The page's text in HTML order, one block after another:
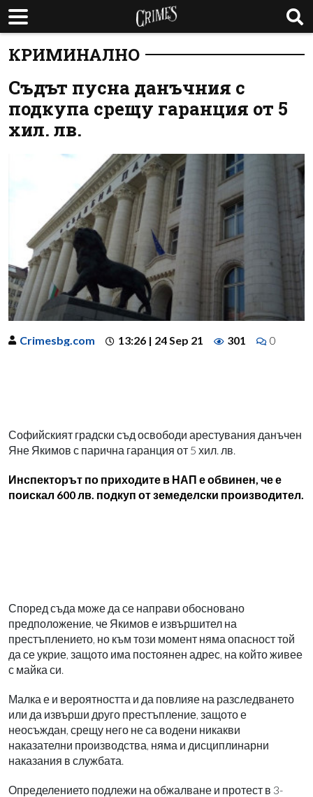
КРИМИНАЛНО
Съдът пусна данъчния с
подкупа срещу гаранция от 5
хил. лв.
Crimesbg.com 13:26 | 24 Sep 21 301 0
Софийският градски съд освободи арестувания данъчен
Яне Якимов с парична гаранция от 5 хил. лв.
Инспекторът по приходите в НАП е обвинен, че е
поискал 600 лв. подкуп от земеделски производител.
Според съда може да се направи обосновано
предположение, че Якимов е извършител на
престъплението, но към този момент няма опасност той
да се укрие, защото има постоянен адрес, на който живее
с майка си.
Малка е и вероятността и да повлияе на разследването
или да извърши друго престъпление, защото е
неосъждан, срещу него не са водени никакви
наказателни производства, няма и дисциплинарни
наказания в службата.
Определението подлежи на обжалване и протест в 3-